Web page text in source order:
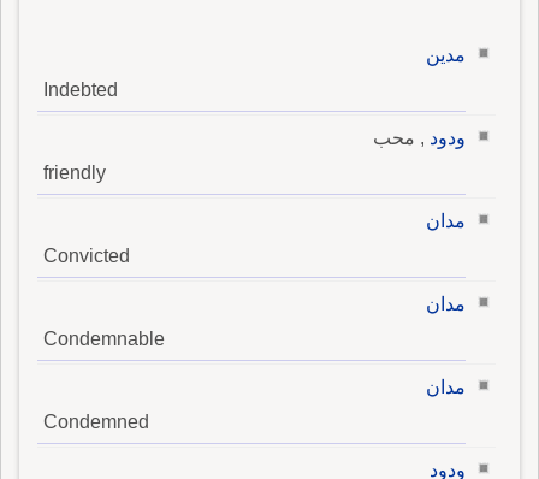
مدين
Indebted
ودود , محب
friendly
مدان
Convicted
مدان
Condemnable
مدان
Condemned
ودود